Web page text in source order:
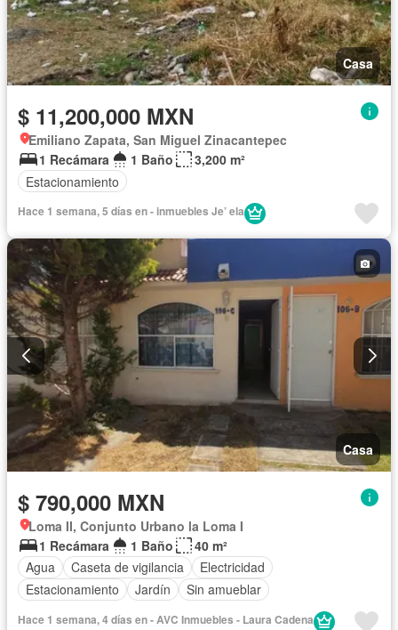
Casa
$ 11,200,000 MXN
Emiliano Zapata, San Miguel Zinacantepec
1 Recámara
1 Baño
3,200 m²
Estacionamiento
Hace 1 semana, 5 días en - inmuebles Je’ ela
Casa
$ 790,000 MXN
Loma II, Conjunto Urbano la Loma I
1 Recámara
1 Baño
40 m²
Agua
Caseta de vigilancia
Electricidad
Estacionamiento
Jardín Sin amueblar
Hace 1 semana, 4 días en - AVC Inmuebles - Laura Cadena